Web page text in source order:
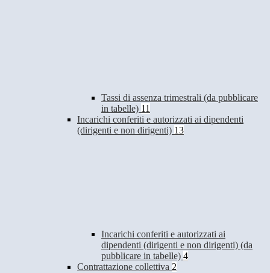
Tassi di assenza trimestrali (da pubblicare
in tabelle) 11
Incarichi conferiti e autorizzati ai dipendenti
(dirigenti e non dirigenti) 13
Incarichi conferiti e autorizzati ai
dipendenti (dirigenti e non dirigenti) (da
pubblicare in tabelle) 4
Contrattazione collettiva 2